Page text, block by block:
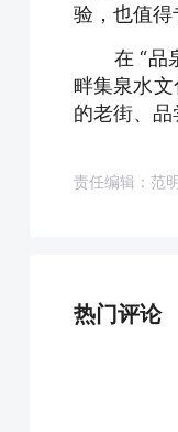
验，也值得
在 “品泉
畔集泉水文
的老街、
责任编辑：范
热门评论